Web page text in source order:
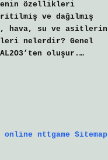
özellikleri
ve dağılmış
hava, su ve asitlerin
nelerdir? Genel
oluşur.…
online nttgame Sitemap